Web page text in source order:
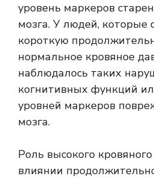
уровень маркеров
мозга. У людей, которые
короткую
нормальное кровяное
наблюдалось таких
когнитивных функций
уровней маркеров
мозга.
Роль высокого
влиянии